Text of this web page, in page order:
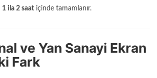
1 ila 2 saat içinde tamamlanır.
ve Yan Sanayi Ekran
Fark